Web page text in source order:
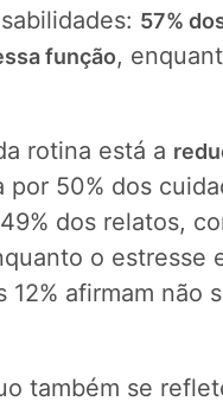
57%
função,
rotina está a
por 50% dos
dos relatos,
o estresse
12% afirmam não
também se